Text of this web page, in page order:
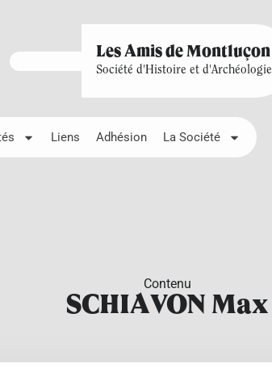
Les Amis de Montluçon
Société d'Histoire et d'Archéologie
Liens Adhésion La Société
Contenu
SCHIAVON Max